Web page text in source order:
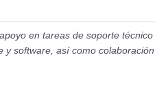
en tareas de soporte
software, así como